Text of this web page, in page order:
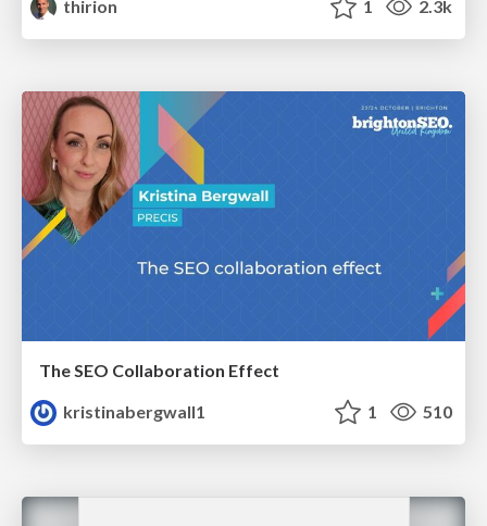
thirion
1 2.3k
The SEO Collaboration Effect
kristinabergwall1
1 510